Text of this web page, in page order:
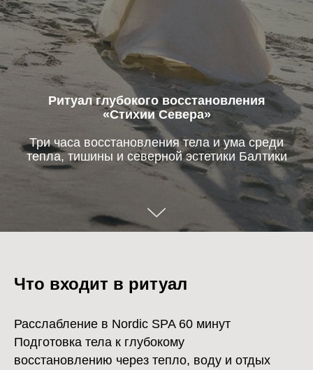
Ритуал глубокого восстановления
«Стихии Севера»
Три часа восстановления тела и ума среди
тепла, тишины и северной эстетики Балтики
Что входит в ритуал
Расслабление в Nordic SPA 60 минут
Подготовка тела к глубокому
восстановлению через тепло, воду и отдых